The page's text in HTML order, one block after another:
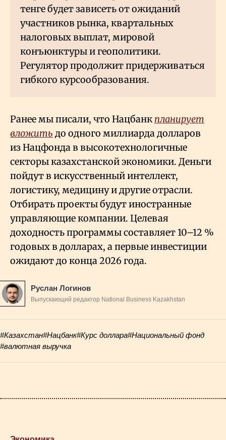
тенге будет зависеть от ожиданий
участников рынка, квартальных
налоговых выплат, мировой
конъюнктуры и геополитики.
Регулятор продолжит придерживаться
гибкого курсообразования.
Ранее мы писали, что Нацбанкпланирует
вложить до одного миллиарда долларов
из Нацфонда в высокотехнологичные
секторы казахстанской экономики. Деньги
пойдут в искусственный интеллект,
логистику, медицину и другие отрасли.
Отбирать проекты будут иностранные
управляющие компании. Целевая
доходность программы составляет 10–12 %
годовых в долларах, а первые инвестиции
ожидают до конца 2026 года.
Руслан Логинов
Выпускающий редактор National Business Kazakhstan
#Казахстан#Нацбанк#Курс доллара#Национальный фонд
#валютная выручка